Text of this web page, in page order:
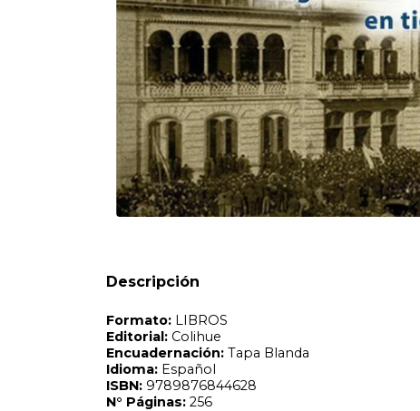
Descripción
Formato:LIBROS
Editorial:Colihue
Encuadernación:Tapa Blanda
Idioma:
Español
ISBN:9789876844628
Páginas:256
Dimensiones:21 x 13 cm
Fecha Publicación:06/2025